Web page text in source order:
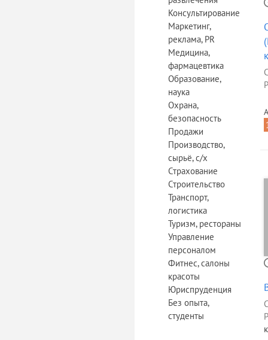
Консультирование
Маркетинг,
реклама, PR
Медицина,
фармацевтика
Образование,
наука
Охрана,
безопасность
Продажи
Производство,
сырьё, с/х
Страхование
Строительство
Транспорт,
логистика
Туризм, рестораны
Управление
персоналом
Фитнес, салоны
красоты
Юриспруденция
Без опыта,
студенты